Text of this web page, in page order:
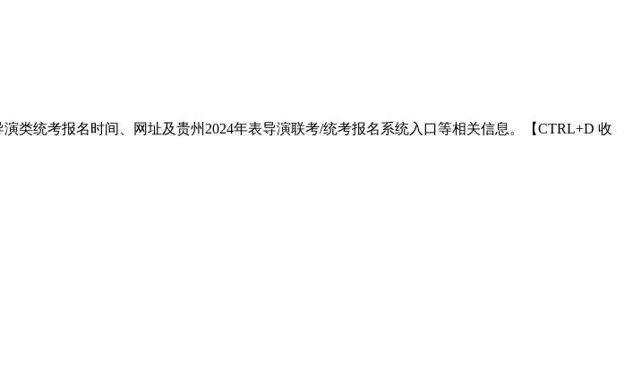
类统考报名时间、网址及贵州2024年表导演联考/统考报名系统入口等相关信息。【CTRL+D 收